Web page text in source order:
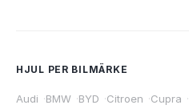
HJUL PER BILMÄRKE
Audi ·BMW ·BYD ·Citroen ·Cupra ·